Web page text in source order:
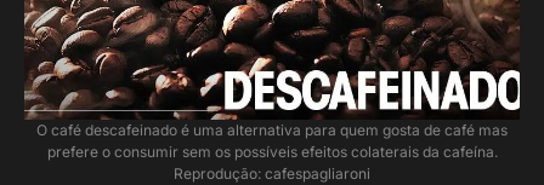
O café descafeinado é uma alternativa para quem gosta de café mas
prefere o consumir sem os possíveis efeitos colaterais da cafeína.
Reprodução: cafespagliaroni